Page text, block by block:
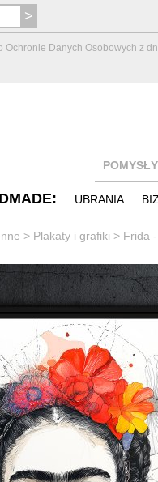
Danych Osobowych z
UBRANIA
> Plakaty i grafiki > Frida